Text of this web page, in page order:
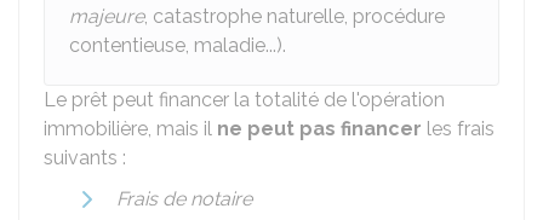
majeure, catastrophe naturelle, procédure
contentieuse, maladie...).
Le prêt peut financer la totalité de l'opération
immobilière, mais il ne peut pas financer les frais
suivants :
Frais de notaire